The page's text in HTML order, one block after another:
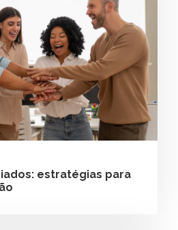
estratégias para